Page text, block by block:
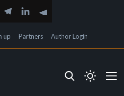
up Partners Author Login